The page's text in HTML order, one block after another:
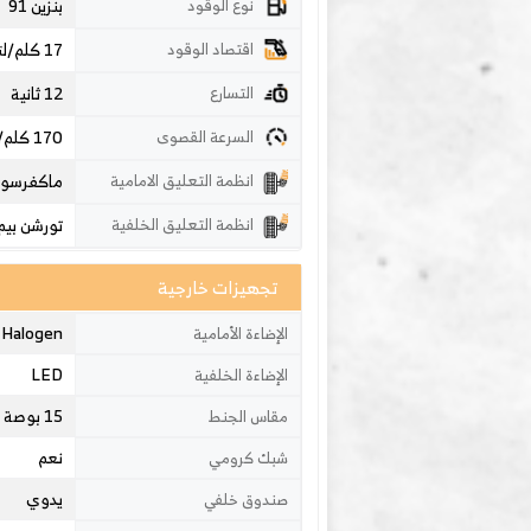
اقتصاد الوقود 17 كلم/لتر
التسارع 12 ثانية
السرعة القصوى 170
انظمة التعليق الامامية
انظمة التعليق الخلفية تورشن
تجهيزات خارجية
الإضاءة الأمامية Halogen
الإضاءة الخلفية LED
مقاس الجنط 15 بوصة
شبك كرومي نعم
صندوق خلفي يدوي